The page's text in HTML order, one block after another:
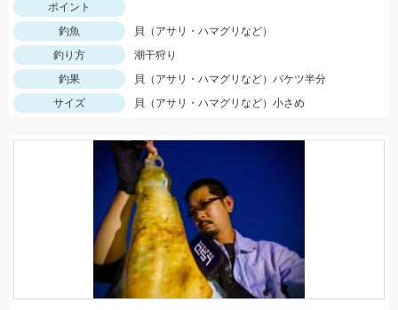
ポイント
釣魚
貝（アサリ・ハマグリなど）
釣り方
潮干狩り
釣果
貝（アサリ・ハマグリなど）バケツ半分
サイズ
貝（アサリ・ハマグリなど）小さめ